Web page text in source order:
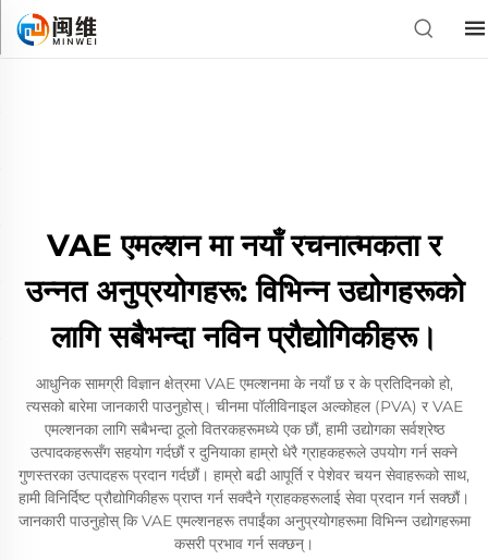
VAE एमल्शन मा नयाँ रचनात्मकता र
उन्नत अनुप्रयोगहरू: विभिन्न उद्योगहरूको
लागि सबैभन्दा नविन प्रौद्योगिकीहरू।
आधुनिक सामग्री विज्ञान क्षेत्रमा VAE एमल्शनमा के नयाँ छ र के प्रतिदिनको हो,
त्यसको बारेमा जानकारी पाउनुहोस्। चीनमा पॉलीविनाइल अल्कोहल (PVA) र VAE
एमल्शनका लागि सबैभन्दा ठूलो वितरकहरूमध्ये एक छौं, हामी उद्योगका सर्वश्रेष्ठ
उत्पादकहरूसँग सहयोग गर्दछौं र दुनियाका हाम्रो धेरै ग्राहकहरूले उपयोग गर्न सक्ने
गुणस्तरका उत्पादहरू प्रदान गर्दछौं। हाम्रो बढी आपूर्ति र पेशेवर चयन सेवाहरूको साथ,
हामी विनिर्दिष्ट प्रौद्योगिकीहरू प्राप्त गर्न सक्दैने ग्राहकहरूलाई सेवा प्रदान गर्न सक्छौं।
जानकारी पाउनुहोस् कि VAE एमल्शनहरू तपाईंका अनुप्रयोगहरूमा विभिन्न उद्योगहरूमा
कसरी प्रभाव गर्न सक्छन्।